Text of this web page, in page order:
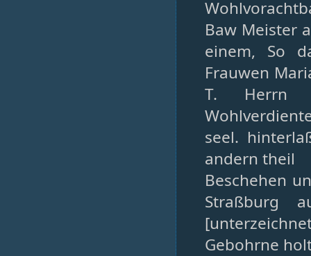
Baw Meister
einem, So
Frauwen
T. Herrn
seel.
andern theil
Beschehen
Straßburg
Gebohrne